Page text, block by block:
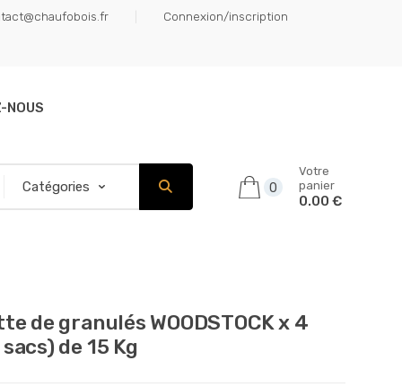
Connexion/inscription
NOUS
0
Votre
panier
0.00 €
de granulés WOODSTOCK x 4
de 15 Kg